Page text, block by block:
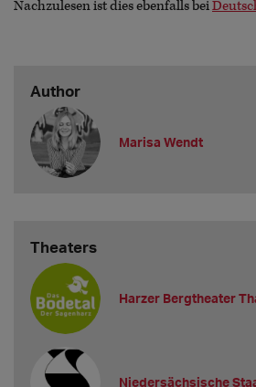
Nachzulesen ist dies ebenfalls bei
Author
Marisa Wendt
Theaters
Harzer Bergtheater
Niedersächsische